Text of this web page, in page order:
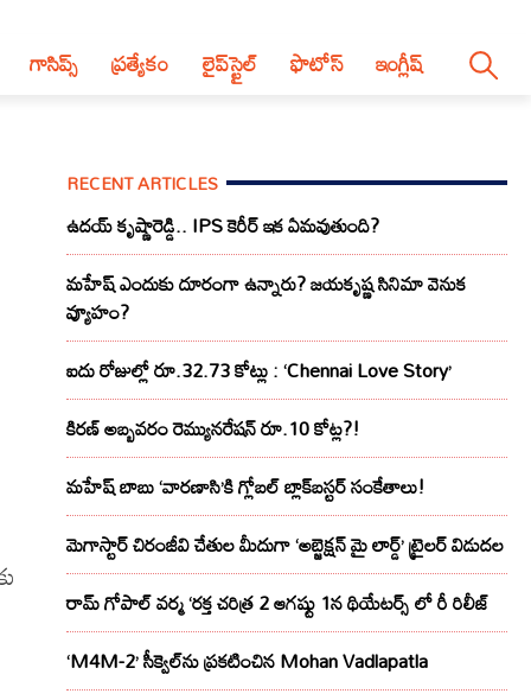
గాసిప్స్ ప్రత్యేకం లైప్‌స్టైల్‌ ఫొటోస్ ఇంగ్లీష్
RECENT ARTICLES
ఉదయ్ కృష్ణారెడ్డి.. IPS కెరీర్ ఇక ఏమవుతుంది?
మహేష్ ఎందుకు దూరంగా ఉన్నారు? జయకృష్ణ సినిమా వెనుక
వ్యూహం?
ఐదు రోజుల్లో రూ.32.73 కోట్లు : ‘Chennai Love Story’
కిరణ్ అబ్బవరం రెమ్యునరేషన్ రూ.10 కోట్ల?!
మహేష్ బాబు ‘వారణాసి’కి గ్లోబల్ బ్లాక్‌బస్టర్ సంకేతాలు!
మెగాస్టార్ చిరంజీవి చేతుల మీదుగా ‘అబ్జెక్ష‌న్ మై లార్డ్‌’ ట్రైల‌ర్ విడుద‌ల
రామ్ గోపాల్ వర్మ ‘రక్త చరిత్ర 2 ఆగష్టు 1న థియేటర్స్ లో రీ రిలీజ్
‘M4M-2’ సీక్వెల్‌ను ప్రకటించిన Mohan Vadlapatla